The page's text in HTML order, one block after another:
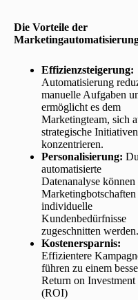
Die Vorteile der
Effizienzsteigerung:
Automatisierung
manuelle Aufgaben
ermöglicht es dem
Marketingteam, sich
strategische
konzentrieren.
Personalisierung:
automatisierte
Datenanalyse können
individuelle
Kundenbedürfnisse
zugeschnitten werden.
Kostenersparnis:
Effizientere
führen zu einem
Return on Investment
(ROI)